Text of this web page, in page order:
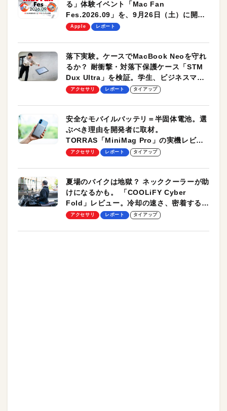
る」体験イベント「Mac Fan
Fes.2026.09」を、9月26日（土）に開催
します！
Apple レポート
落下実験。ケースでMacBook Neoを守れ
るか？ 耐衝撃・対落下保護ケース「STM
Dux Ultra」を検証。学生、ビジネスマン
のモバイルユースに最適！
アクセサリ レポート タイアップ
安全なモバイルバッテリ＝半固体電池。選
ぶべき理由を開発者に取材。
TORRAS「MiniMag Pro」の実機レビュ
ーも
アクセサリ レポート タイアップ
夏場のバイクは地獄？ ネッククーラーが助
けになるかも。 「COOLiFY Cyber
Fold」レビュー。冷却の速さ、密着する冷
却プレート、シンプルな操作性がグッド！
アクセサリ レポート タイアップ